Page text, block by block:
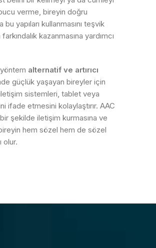
verme, bireyin doğru
yapıları kullanmasını teşvik
kazanmasına yardımcı
alternatif ve artırıcı
güçlük yaşayan bireyler için
sistemleri, tablet veya
ifade etmesini kolaylaştırır. AAC
şekilde iletişim kurmasına ve
hem sözel hem de sözel
olur.